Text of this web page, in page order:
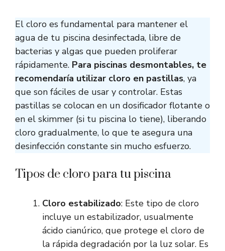
El cloro es fundamental para mantener el
agua de tu piscina desinfectada, libre de
bacterias y algas que pueden proliferar
rápidamente. Para piscinas desmontables, te
recomendaría utilizar cloro en pastillas, ya
que son fáciles de usar y controlar. Estas
pastillas se colocan en un dosificador flotante o
en el skimmer (si tu piscina lo tiene), liberando
cloro gradualmente, lo que te asegura una
desinfección constante sin mucho esfuerzo.
Tipos de cloro para tu piscina
Cloro estabilizado: Este tipo de cloro
incluye un estabilizador, usualmente
ácido cianúrico, que protege el cloro de
la rápida degradación por la luz solar. Es